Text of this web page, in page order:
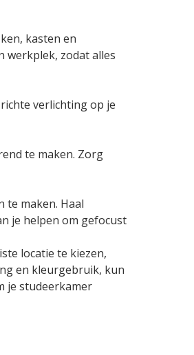
kasten en
werkplek, zodat alles
verlichting op je
te maken. Zorg
te maken. Haal
je helpen om gefocust
locatie te kiezen,
en kleurgebruik, kun
je studeerkamer